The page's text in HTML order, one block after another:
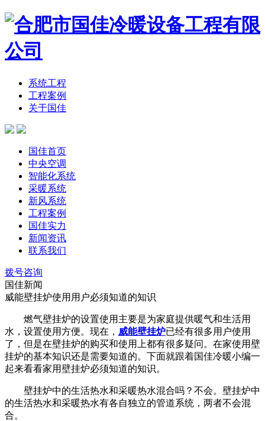
系统工程
工程案例
关于国佳
国佳首页
中央空调
智能化系统
采暖系统
新风系统
工程案例
国佳实力
新闻资讯
联系我们
拨号咨询
国佳新闻
威能壁挂炉使用用户必须知道的知识
燃气壁挂炉的设置使用主要是为家庭提供暖气和生活用
水，设置使用方便。现在， 威能壁挂炉已经有很多用户使用
了，但是在壁挂炉的购买和使用上都有很多疑问。在家使用壁
挂炉的基本知识还是需要知道的。下面就跟着国佳冷暖小编一
起来看看家用壁挂炉必须知道的知识。
壁挂炉中的生活热水和采暖热水混合吗？不会。壁挂炉中
的生活热水和采暖热水有各自独立的管道系统，两者不会混
合。